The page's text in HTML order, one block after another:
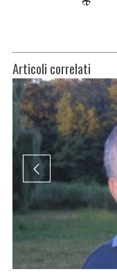
Articoli correlati